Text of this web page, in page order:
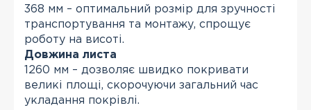
368 мм – оптимальний розмір для зручності
транспортування та монтажу, спрощує
роботу на висоті.
Довжина листа
1260 мм – дозволяє швидко покривати
великі площі, скорочуючи загальний час
укладання покрівлі.